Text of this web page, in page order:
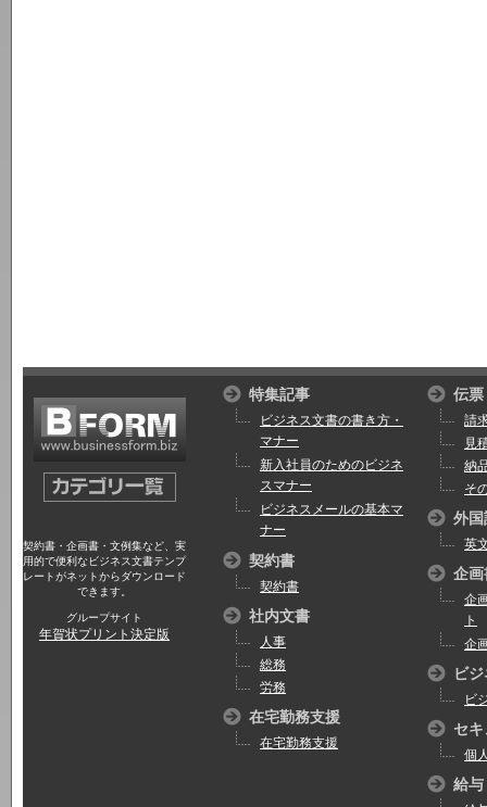
契約書・企画書・文例集など、実
用的で便利なビジネス文書テンプ
レートがネットからダウンロード
できます。
グループサイト
年賀状プリント決定版
特集記事
ビジネス文書の書き方・
マナー
新入社員のためのビジネ
スマナー
ビジネスメールの基本マ
ナー
契約書
契約書
社内文書
人事
総務
労務
在宅勤務支援
在宅勤務支援
伝票
請
見
納
そ
外国
英
企画
企
ト
企
ビ
ビ
セ
個
給与